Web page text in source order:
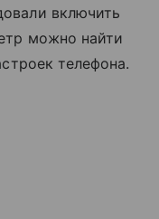
включить
можно найти
телефона.